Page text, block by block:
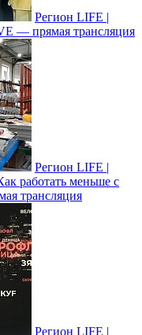
Регион LIFE |
— прямая трансляция
Регион LIFE |
меньше с
трансляция
Регион LIFE |